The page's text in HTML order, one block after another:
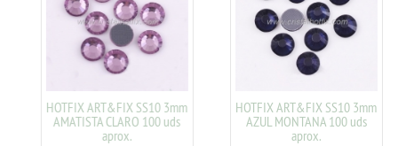
HOTFIX ART&FIX SS10 3mm
AMATISTA CLARO 100 uds
aprox.
HOTFIX ART&FIX SS10 3mm
AZUL MONTANA 100 uds
aprox.